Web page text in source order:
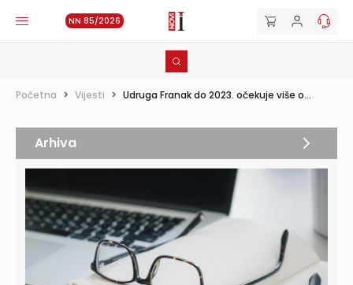
NN 85/2026
Početna > Vijesti > Udruga Franak do 2023. očekuje više o...
Arhiva